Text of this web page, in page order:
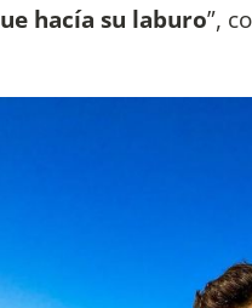
hacía su laburo”,